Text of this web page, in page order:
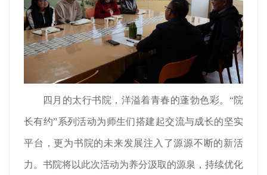
四月的太行书院，洋溢着青春的蓬勃色彩。“院
长有约”系列活动为师生们搭建起交流与成长的坚实
平台，更为书院的未来发展注入了源源不断的新活
力。书院将以此次活动为养分汲取的源泉，持续优化